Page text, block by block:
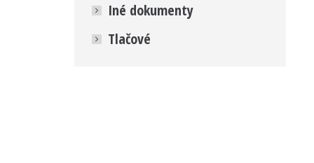
Iné dokumenty
Tlačové